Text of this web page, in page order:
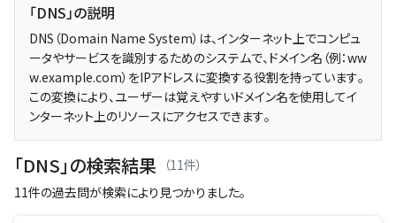
「DNS」の説明
DNS（Domain Name System）は、インターネット上でコンピュ
ータやサービスを識別するためのシステムで、ドメイン名（例：ww
w.example.com）をIPアドレスに変換する役割を持っています。
この変換により、ユーザーは覚えやすいドメイン名を使用してイ
ンターネット上のリソースにアクセスできます。
「DNS」の検索結果
（11件）
11件の過去問が検索により見つかりました。